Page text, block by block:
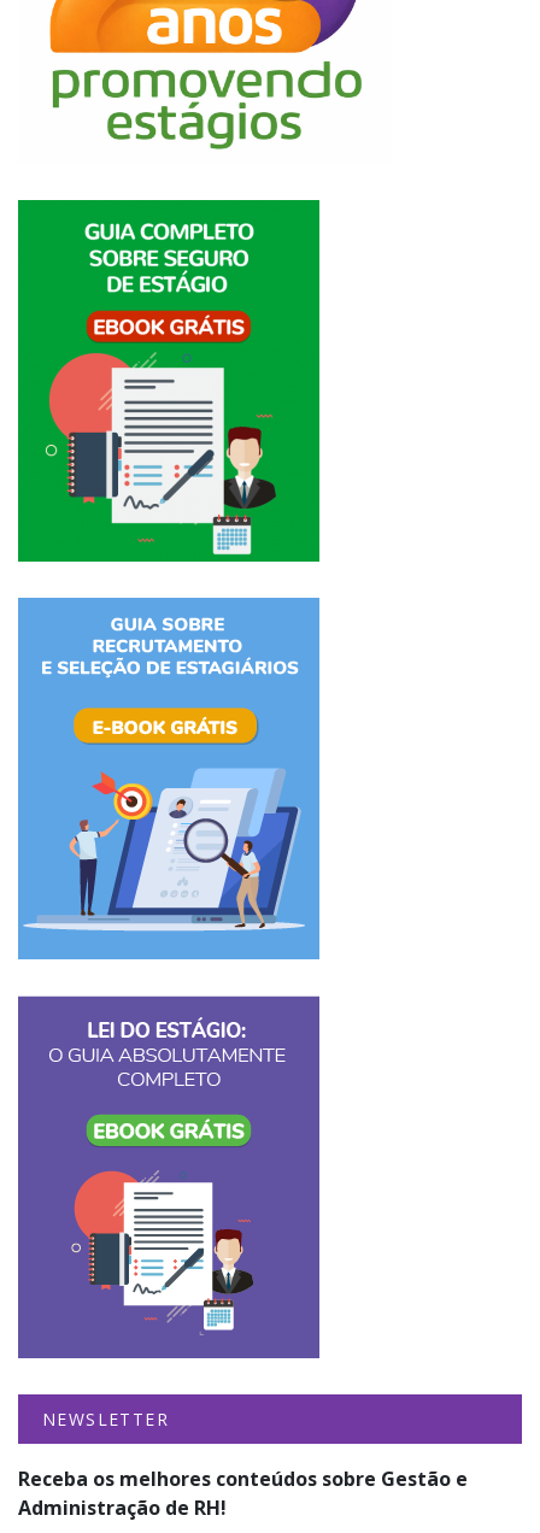
NEWSLETTER
Receba os melhores conteúdos sobre Gestão e
Administração de RH!